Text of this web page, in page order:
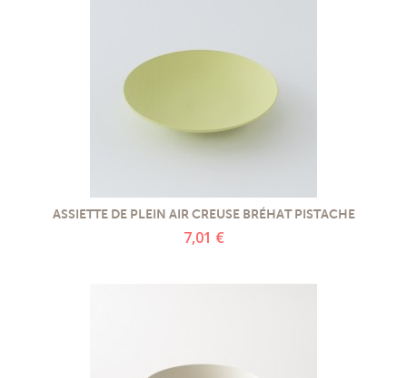
ASSIETTE DE PLEIN AIR CREUSE BRÉHAT PISTACHE
7,01 €